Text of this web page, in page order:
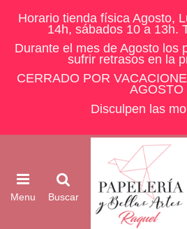
Horario tienda física Agosto,
14h, sábados 10 a 13h.
Durante el mes de Agosto los
sufrir retrasos en la
CERRADO POR
AGOSTO
Disculpen las
Menu Buscar